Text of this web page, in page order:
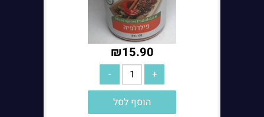
₪15.90
הוסף לסל